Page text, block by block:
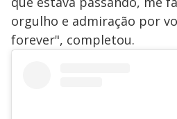
orgulho e admiração por
forever", completou.